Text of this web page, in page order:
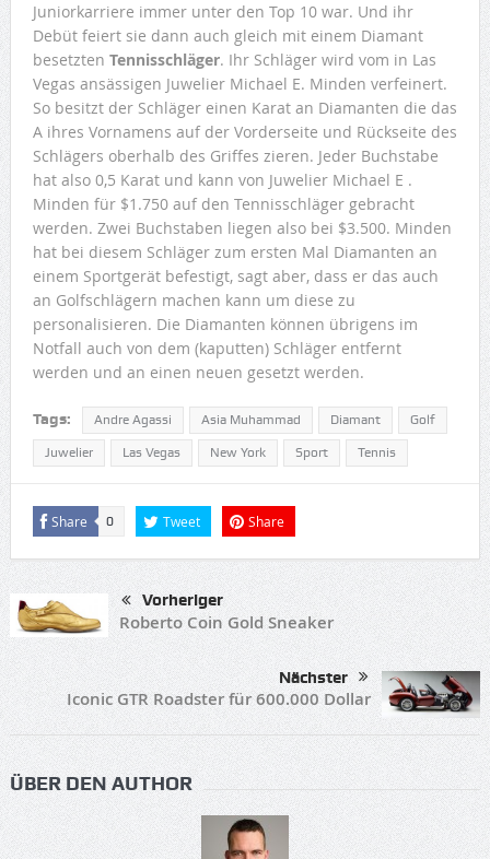
Juniorkarriere immer unter den Top 10 war. Und ihr
Debüt feiert sie dann auch gleich mit einem Diamant
besetzten Tennisschläger. Ihr Schläger wird vom in Las
Vegas ansässigen Juwelier Michael E. Minden verfeinert.
So besitzt der Schläger einen Karat an Diamanten die das
A ihres Vornamens auf der Vorderseite und Rückseite des
Schlägers oberhalb des Griffes zieren. Jeder Buchstabe
hat also 0,5 Karat und kann von Juwelier Michael E .
Minden für $1.750 auf den Tennisschläger gebracht
werden. Zwei Buchstaben liegen also bei $3.500. Minden
hat bei diesem Schläger zum ersten Mal Diamanten an
einem Sportgerät befestigt, sagt aber, dass er das auch
an Golfschlägern machen kann um diese zu
personalisieren. Die Diamanten können übrigens im
Notfall auch von dem (kaputten) Schläger entfernt
werden und an einen neuen gesetzt werden.
Tags: Andre Agassi Asia Muhammad Diamant Golf
Juwelier Las Vegas New York Sport Tennis
Share 0 Tweet Share
Vorheriger
Roberto Coin Gold Sneaker
Nächster
Iconic GTR Roadster für 600.000 Dollar
ÜBER DEN AUTHOR